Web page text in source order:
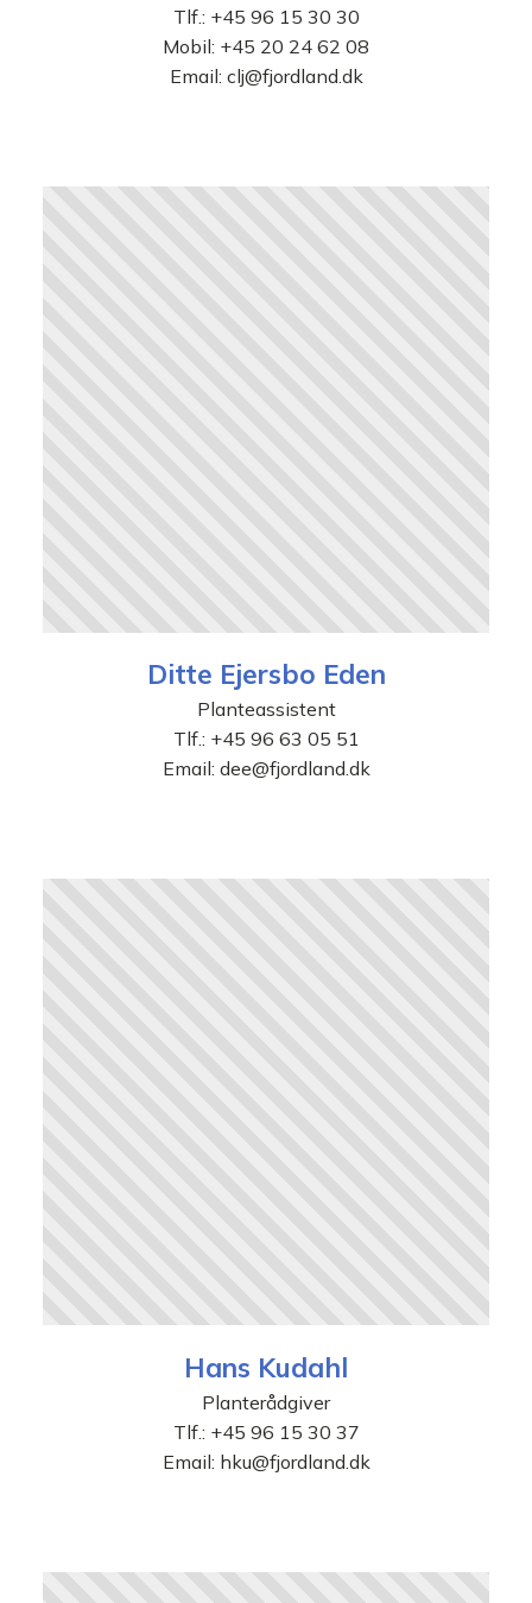
Tlf.: +45 96 15 30 30
Mobil: +45 20 24 62 08
Email: clj@fjordland.dk
Ditte Ejersbo Eden
Planteassistent
Tlf.: +45 96 63 05 51
Email: dee@fjordland.dk
Hans Kudahl
Planterådgiver
Tlf.: +45 96 15 30 37
Email: hku@fjordland.dk